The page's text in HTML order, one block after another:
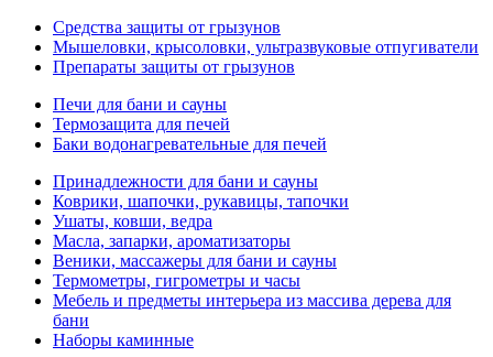
Средства защиты от грызунов
Мышеловки, крысоловки, ультразвуковые отпугиватели
Препараты защиты от грызунов
Печи для бани и сауны
Термозащита для печей
Баки водонагревательные для печей
Принадлежности для бани и сауны
Коврики, шапочки, рукавицы, тапочки
Ушаты, ковши, ведра
Масла, запарки, ароматизаторы
Веники, массажеры для бани и сауны
Термометры, гигрометры и часы
Мебель и предметы интерьера из массива дерева для
бани
Наборы каминные